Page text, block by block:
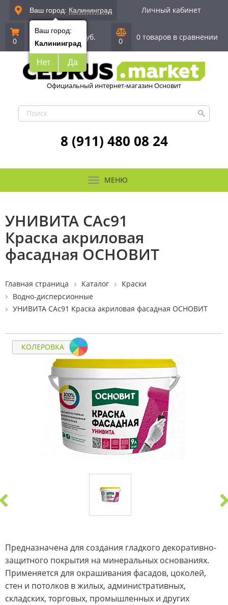
Ваш город: Калининград
Ваш город:
Калининград
Нет Да
Личный кабинет
0 0 позиций | 0 руб. 0 0 товаров в сравнении
Официальный интернет-магазин Основит
8 (911) 480 08 24
МЕНЮ
УНИВИТА САс91
Краска акриловая
фасадная ОСНОВИТ
Главная страница Каталог
Краски
Водно-дисперсионные
УНИВИТА САс91 Краска акриловая фасадная ОСНОВИТ
КОЛЕРОВКА
Предназначена для создания гладкого декоративно-
защитного покрытия на минеральных основаниях.
Применяется для окрашивания фасадов, цоколей,
стен и потолков в жилых, административных,
складских, торговых, промышленных и других